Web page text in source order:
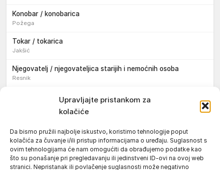
Upravljajte pristankom za
kolačiće
Da bismo pružili najbolje iskustvo, koristimo tehnologije poput
kolačića za čuvanje i/ili pristup informacijama o uređaju. Suglasnost s
ovim tehnologijama će nam omogućiti da obrađujemo podatke kao
što su ponašanje pri pregledavanju ili jedinstveni ID-ovi na ovoj web
stranici. Nepristanak ili povlačenje suglasnosti može negativno
Konobar / konobarica
Požega
Tokar / tokarica
Jakšić
Njegovatelj / njegovateljica starijih i nemoćnih osoba
Resnik
Konobar / konobarica
Jakšić
Vozač / vozačica teretnog vozila s poluprikolicom
Požega